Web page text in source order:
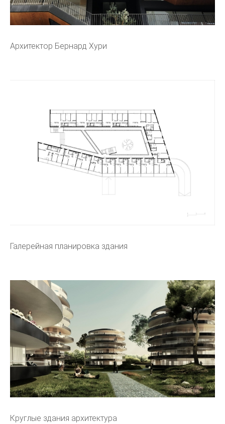
Архитектор Бернард Хури
Галерейная планировка здания
Круглые здания архитектура